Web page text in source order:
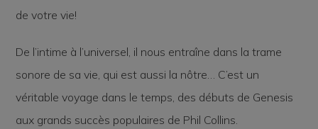
de votre vie!
De l’intime à l’universel, il nous entraîne dans la trame
sonore de sa vie, qui est aussi la nôtre… C’est un
véritable voyage dans le temps, des débuts de Genesis
aux grands succès populaires de Phil Collins.